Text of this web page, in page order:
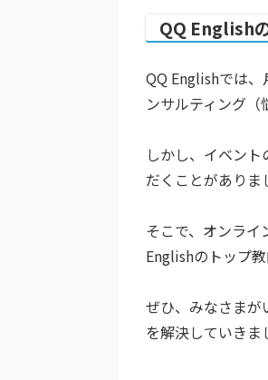
QQ English
QQ Englishでは
ンサルティング（
しかし、イベン
だくことがありま
そこで、オンラ
Englishのトップ
ぜひ、みなさまが
を解決していきま